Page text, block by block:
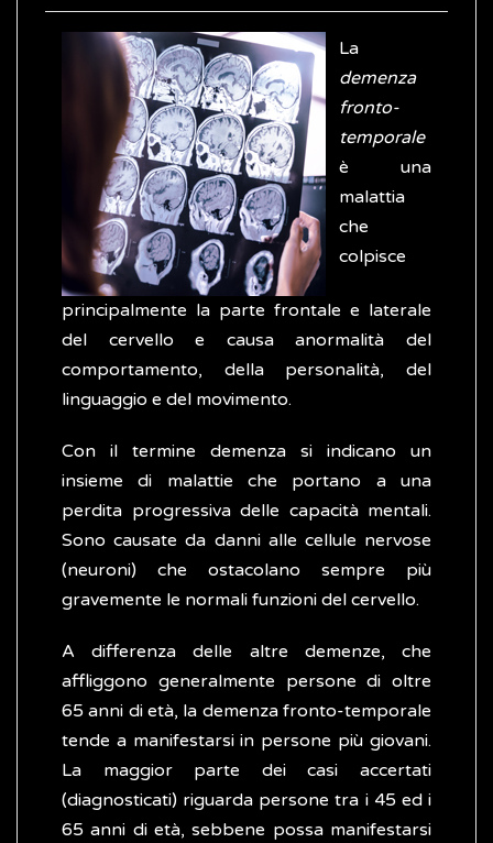
La
demenza
fronto-
temporale
è una
malattia
che
colpisce
principalmente la parte frontale e laterale
del cervello e causa anormalità del
comportamento, della personalità, del
linguaggio e del movimento.
Con il termine demenza si indicano un
insieme di malattie che portano a una
perdita progressiva delle capacità mentali.
Sono causate da danni alle cellule nervose
(neuroni) che ostacolano sempre più
gravemente le normali funzioni del cervello.
A differenza delle altre demenze, che
affliggono generalmente persone di oltre
65 anni di età, la demenza fronto-temporale
tende a manifestarsi in persone più giovani.
La maggior parte dei casi accertati
(diagnosticati) riguarda persone tra i 45 ed i
65 anni di età, sebbene possa manifestarsi